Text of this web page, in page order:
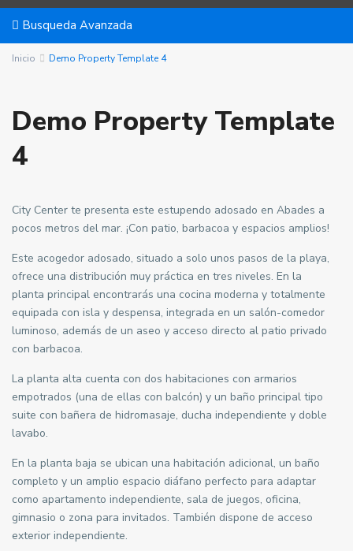
Busqueda Avanzada
Inicio Demo Property Template 4
Demo Property Template
4
City Center te presenta este estupendo adosado en Abades a
pocos metros del mar. ¡Con patio, barbacoa y espacios amplios!
Este acogedor adosado, situado a solo unos pasos de la playa,
ofrece una distribución muy práctica en tres niveles. En la
planta principal encontrarás una cocina moderna y totalmente
equipada con isla y despensa, integrada en un salón-comedor
luminoso, además de un aseo y acceso directo al patio privado
con barbacoa.
La planta alta cuenta con dos habitaciones con armarios
empotrados (una de ellas con balcón) y un baño principal tipo
suite con bañera de hidromasaje, ducha independiente y doble
lavabo.
En la planta baja se ubican una habitación adicional, un baño
completo y un amplio espacio diáfano perfecto para adaptar
como apartamento independiente, sala de juegos, oficina,
gimnasio o zona para invitados. También dispone de acceso
exterior independiente.